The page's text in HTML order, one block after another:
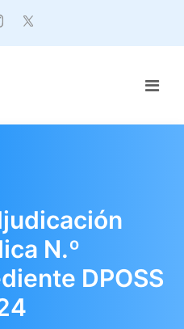
N.º
DPOSS